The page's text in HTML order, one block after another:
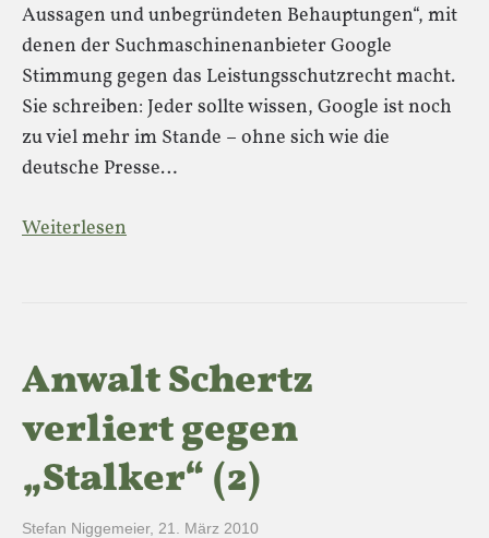
Aussagen und unbegründeten Behauptungen“, mit
denen der Suchmaschinenanbieter Google
Stimmung gegen das Leistungsschutzrecht macht.
Sie schreiben: Jeder sollte wissen, Google ist noch
zu viel mehr im Stande – ohne sich wie die
deutsche Presse…
Weiterlesen
Anwalt Schertz
verliert gegen
„Stalker“ (2)
Stefan Niggemeier, 21. März 2010